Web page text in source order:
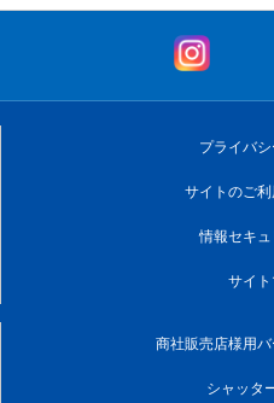
プライバ
サイトのご
情報セキ
サイ
商社販売店様用
シャッタ